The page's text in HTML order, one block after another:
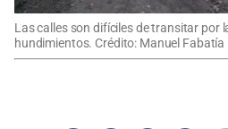
Las calles son difíciles de transitar por
hundimientos. Crédito: Manuel Fabatía